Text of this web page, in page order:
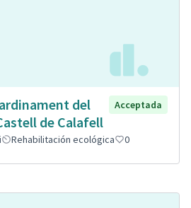
del
de Calafell
Acceptada
Rehabilitación ecológica 0